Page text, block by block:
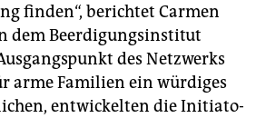
finden“, berichtet Carmen
dem Beerdigungsinstitut
des Netzwerks
arme Familien ein würdiges
entwickelten die In­itia­to­